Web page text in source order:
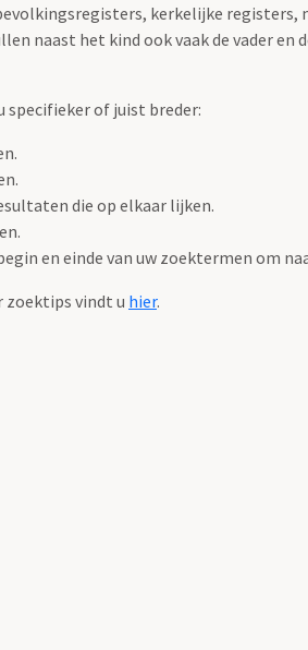
kerkelijke registers,
naast het kind ook vaak de vader en
specifieker of juist breder:
die op elkaar lijken.
en einde van uw zoektermen om
zoektips vindt u hier.